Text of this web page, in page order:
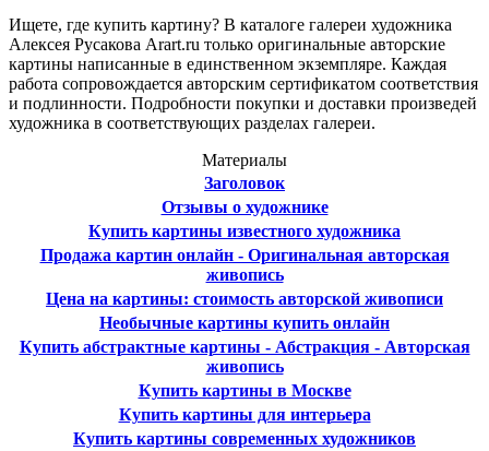
Ищете, где купить картину? В каталоге галереи художника
Алексея Русакова Arart.ru только оригинальные авторские
картины написанные в единственном экземпляре. Каждая
работа сопровождается авторским сертификатом соответствия
и подлинности. Подробности покупки и доставки произведей
художника в соответствующих разделах галереи.
Материалы
Заголовок
Отзывы о художнике
Купить картины известного художника
Продажа картин онлайн - Оригинальная авторская
живопись
Цена на картины: стоимость авторской живописи
Необычные картины купить онлайн
Купить абстрактные картины - Абстракция - Авторская
живопись
Купить картины в Москве
Купить картины для интерьера
Купить картины современных художников